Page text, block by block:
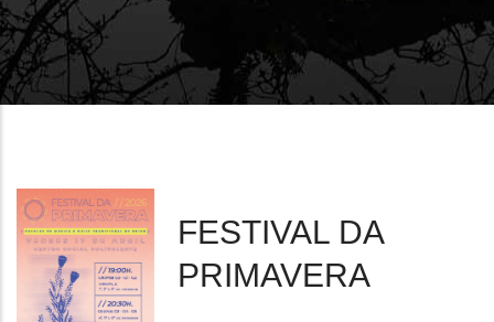
FESTIVAL DA
PRIMAVERA